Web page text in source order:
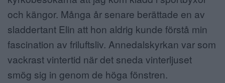
och kängor. Många år senare berättade en av
sladdertant Elin att hon aldrig kunde förstå min
fascination av friluftsliv. Annedalskyrkan var som
vackrast vintertid när det sneda vinterljuset
smög sig in genom de höga fönstren.